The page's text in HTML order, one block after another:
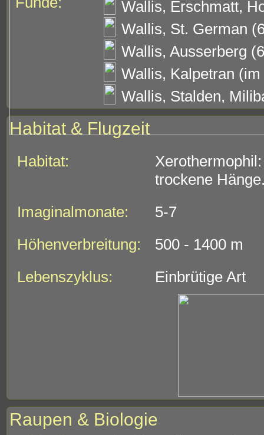
Wallis, Erschmatt,
Wallis, St. German
Wallis, Ausserberg
Wallis, Kalpetran
Wallis, Stalden,
Habitat & Flugzeit
Habitat:
trockene
Imaginalmonate:
5-7
Höhenverbreitung:
500 - 1400 m
Lebenszyklus:
Einbrütige Art
Raupen & Biologie